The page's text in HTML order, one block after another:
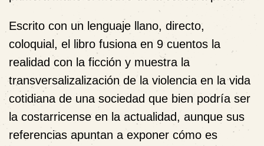
Escrito con un lenguaje llano, directo,
coloquial, el libro fusiona en 9 cuentos la
realidad con la ficción y muestra la
transversalizalización de la violencia en la vida
cotidiana de una sociedad que bien podría ser
la costarricense en la actualidad, aunque sus
referencias apuntan a exponer cómo es